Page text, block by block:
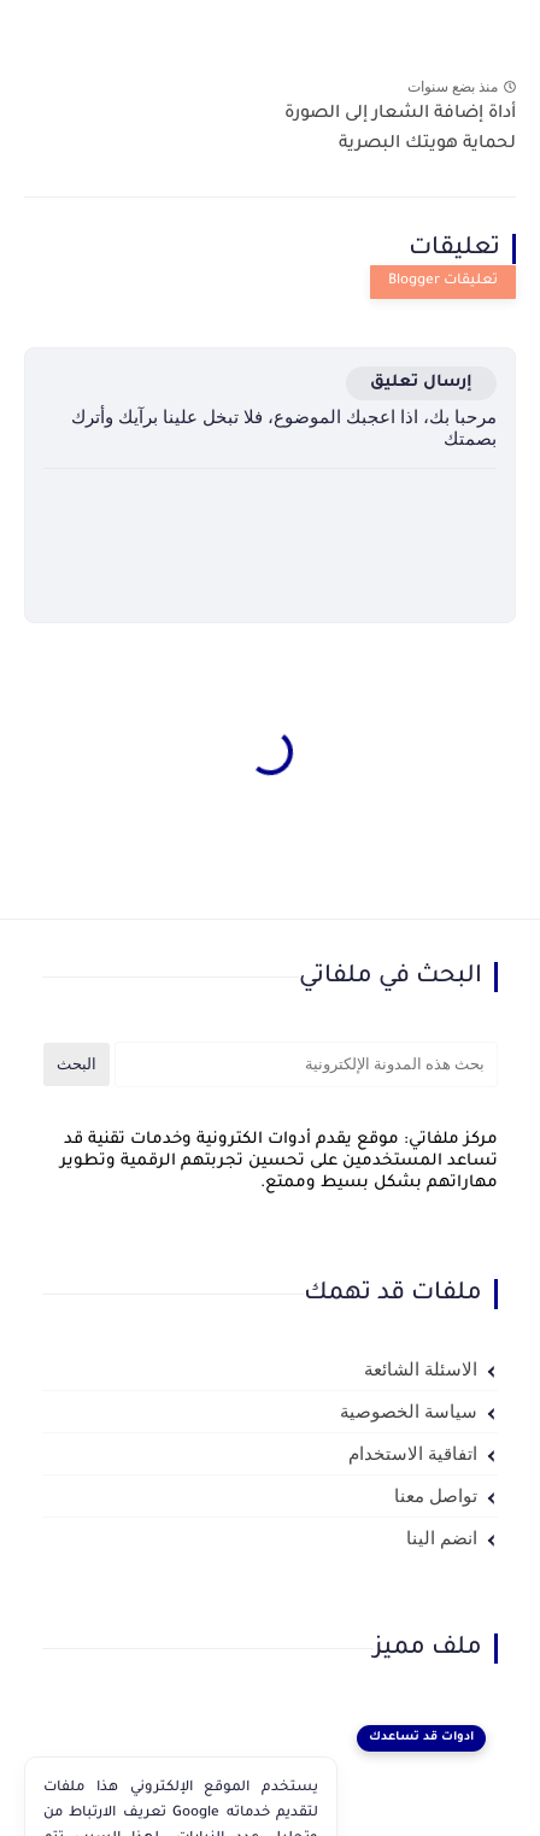
منذ بضع سنوات
أداة إضافة الشعار إلى الصورة
لحماية هويتك البصرية
تعليقات
إرسال تعليق
مرحبا بك، اذا اعجبك الموضوع، فلا تبخل علينا برآيك وأترك
بصمتك
البحث في ملفاتي
مركز ملفاتي: موقع يقدم أدوات الكترونية وخدمات تقنية قد
تساعد المستخدمين على تحسين تجربتهم الرقمية وتطوير
مهاراتهم بشكل بسيط وممتع.
ملفات قد تهمك
الاسئلة الشائعة
سياسة الخصوصية
اتفاقية الاستخدام
تواصل معنا
انضم الينا
ملف مميز
ادوات قد تساعدك
يستخدم الموقع الإلكتروني هذا ملفات
تعريف الارتباط من Google لتقديم خدماته